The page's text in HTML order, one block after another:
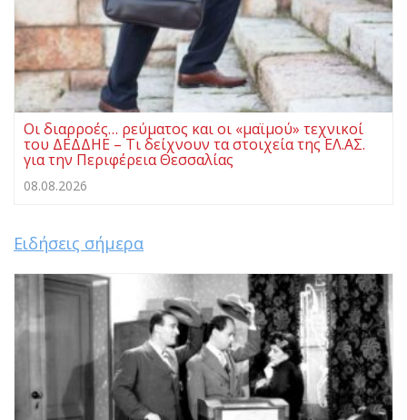
Οι διαρροές… ρεύματος και οι «μαϊμού» τεχνικοί
του ΔΕΔΔΗΕ – Τι δείχνουν τα στοιχεία της ΕΛ.ΑΣ.
για την Περιφέρεια Θεσσαλίας
08.08.2026
Ειδήσεις σήμερα